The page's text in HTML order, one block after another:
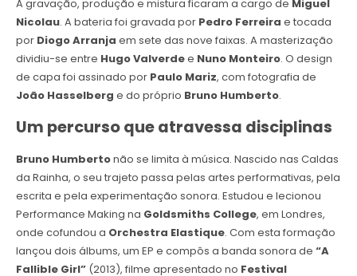
A gravação, produção e mistura ficaram a cargo de Miguel
Nicolau. A bateria foi gravada por Pedro Ferreira e tocada
por Diogo Arranja em sete das nove faixas. A masterização
dividiu-se entre Hugo Valverdee Nuno Monteiro. O design
de capa foi assinado porPaulo Mariz, com fotografia de
João Hasselberg e do próprio Bruno Humberto.
Um percurso que atravessa disciplinas
Bruno Humbertonão se limita à música. Nascido nas Caldas
da Rainha, o seu trajeto passa pelas artes performativas, pela
escrita e pela experimentação sonora. Estudou e lecionou
Performance Making na Goldsmiths College, em Londres,
onde cofundou a Orchestra Elastique. Com esta formação
lançou dois álbums, um EP e compôs a banda sonora de “A
Fallible Girl”(2013), filme apresentado no Festival